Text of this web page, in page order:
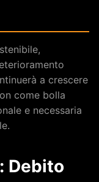
a crescere
come bolla
e necessaria
Debito